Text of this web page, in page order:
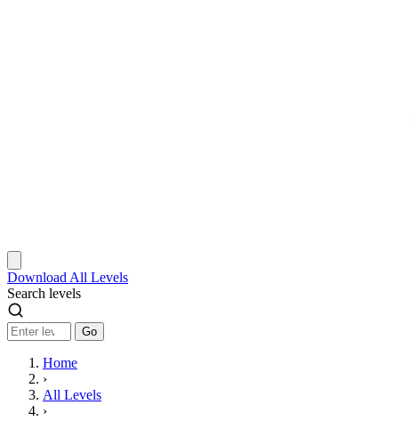
Download All Levels
Search levels
Go
Home
›
All Levels
›